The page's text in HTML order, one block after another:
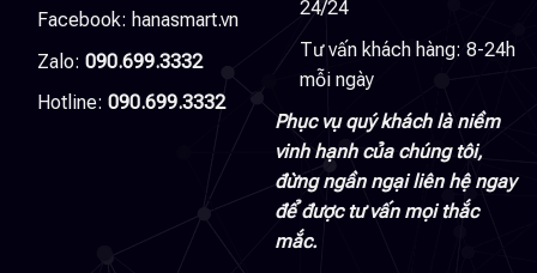
Facebook: hanasmart.vn
Zalo: 090.699.3332
Hotline: 090.699.3332
24/24
Tư vấn khách hàng: 8-24h
mỗi ngày
Phục vụ quý khách là niềm
vinh hạnh của chúng tôi,
đừng ngần ngại liên hệ ngay
để được tư vấn mọi thắc
mắc.